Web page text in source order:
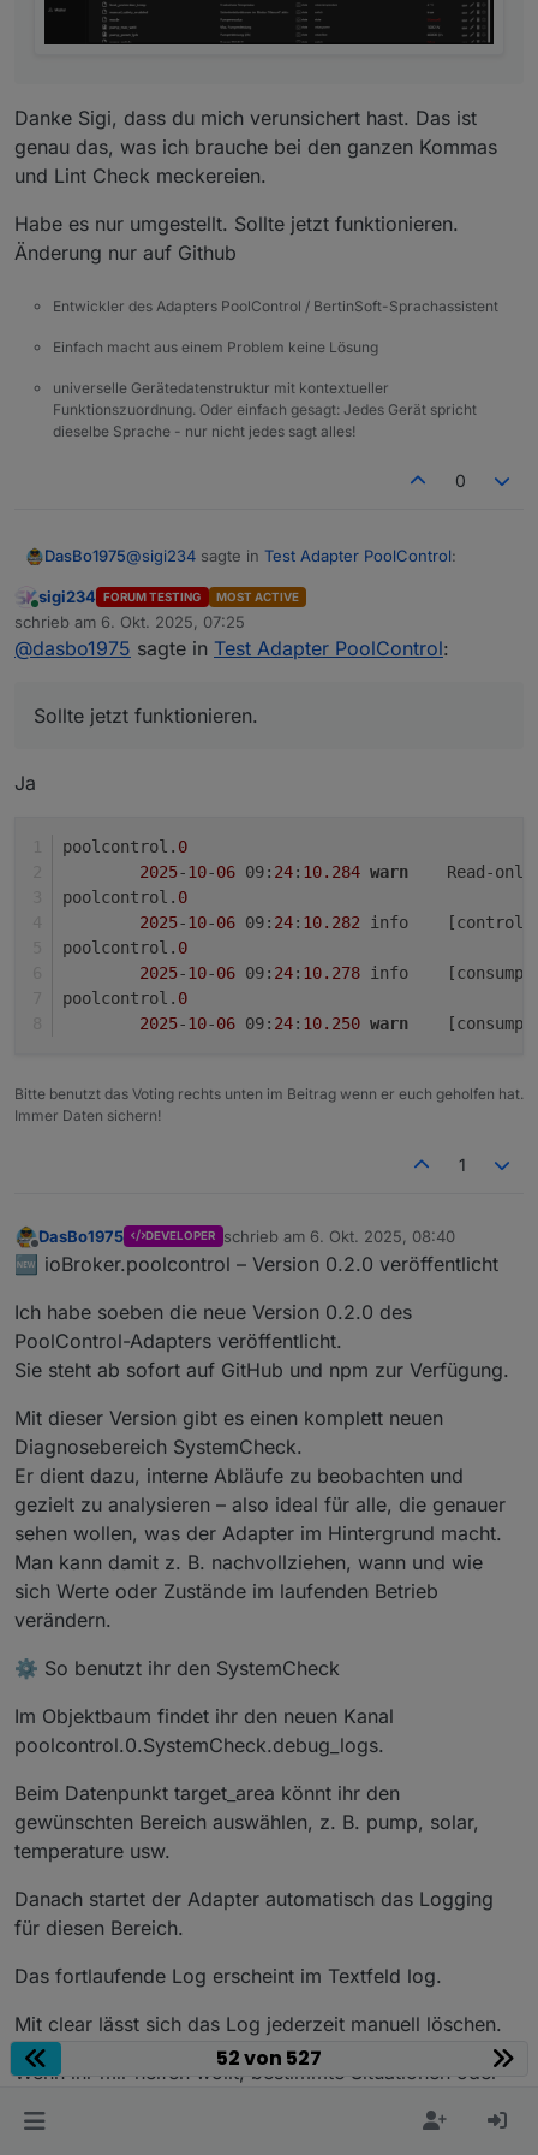
Danke Sigi, dass du mich verunsichert hast. Das ist
genau das, was ich brauche bei den ganzen Kommas
und Lint Check meckereien.
Habe es nur umgestellt. Sollte jetzt funktionieren.
Änderung nur auf Github
Entwickler des Adapters PoolControl / BertinSoft-Sprachassistent
Einfach macht aus einem Problem keine Lösung
universelle Gerätedatenstruktur mit kontextueller
Funktionszuordnung. Oder einfach gesagt: Jedes Gerät spricht
dieselbe Sprache - nur nicht jedes sagt alles!
0
DasBo1975@sigi234 sagte in Test Adapter PoolControl:
@dasbo1975sagte in
PoolControl:
Das macht der Resetbutton ebenfalls
gleich mit in einem Zuge
Danke Sigi, dass du mich verunsichert hast. Das ist
Kommas und Lint Check meckereien.
Habe es nur umgestellt. Sollte jetzt funktionieren.
Online
sigi234 FORUM TESTING MOST ACTIVE
schrieb am 6. Okt. 2025, 07:25
zuletzt editiert von
@dasbo1975 sagte in Test Adapter PoolControl:
Sollte jetzt funktionieren.
Ja
poolcontrol. 0
2025-10-06 09: 24: 10.284 warn
Read-
poolcontrol. 0
2025-10-06 09: 24: 10.282
info
poolcontrol. 0
2025-10-06 09: 24: 10.278
info
poolcontrol. 0
2025-10-06 09: 24: 10.250 warn
Bitte benutzt das Voting rechts unten im Beitrag wenn er euch geholfen hat.
Immer Daten sichern!
1
Offline
DasBo1975 DEVELOPER schrieb am 6. Okt. 2025, 08:40
zuletzt editiert von
🆕 ioBroker.poolcontrol – Version 0.2.0 veröffentlicht
Ich habe soeben die neue Version 0.2.0 des
PoolControl-Adapters veröffentlicht.
Sie steht ab sofort auf GitHub und npm zur Verfügung.
Mit dieser Version gibt es einen komplett neuen
Diagnosebereich SystemCheck.
Er dient dazu, interne Abläufe zu beobachten und
gezielt zu analysieren – also ideal für alle, die genauer
sehen wollen, was der Adapter im Hintergrund macht.
Man kann damit z. B. nachvollziehen, wann und wie
sich Werte oder Zustände im laufenden Betrieb
verändern.
⚙️ So benutzt ihr den SystemCheck
Im Objektbaum findet ihr den neuen Kanal
poolcontrol.0.SystemCheck.debug_logs.
Beim Datenpunkt target_area könnt ihr den
gewünschten Bereich auswählen, z. B. pump, solar,
temperature usw.
Danach startet der Adapter automatisch das Logging
für diesen Bereich.
Das fortlaufende Log erscheint im Textfeld log.
Mit clear lässt sich das Log jederzeit manuell löschen.
Wenn ihr mir helfen wollt, bestimmte Situationen oder
könnt ihr mir einfach das Log aus diesem Bereich
52 von 527